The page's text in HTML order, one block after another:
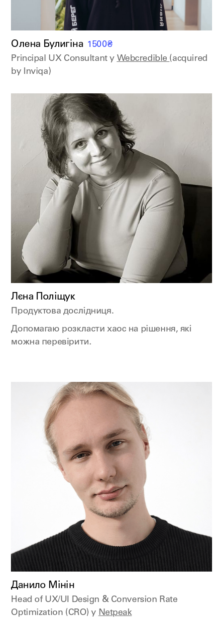
Олена Булигіна 1500₴
Principal UX Consultant у Webcredible (acquired
by Inviqa)
Лєна Поліщук
Продуктова дослідниця.
Допомагаю розкласти хаос на рішення, які
можна перевірити.
Данило Мінін
Head of UX/UI Design & Conversion Rate
Optimization (CRO) у Netpeak